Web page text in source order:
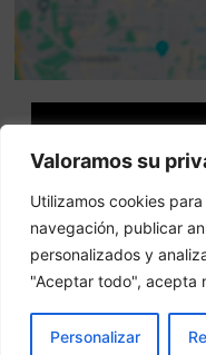
Valoramos su
Utilizamos cookies
navegación, publicar
personalizados y
"Aceptar todo", acepta
Personalizar
contiene
Siete il proprietario
Altri